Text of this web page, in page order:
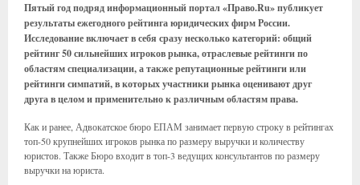
Пятый год подряд информационный портал «Право.Ru» публикует
результаты ежегодного рейтинга юридических фирм России.
Исследование включает в себя сразу несколько категорий: общий
рейтинг 50 сильнейших игроков рынка, отраслевые рейтинги по
областям специализации, а также репутационные рейтинги или
рейтинги симпатий, в которых участники рынка оценивают друг
друга в целом и применительно к различным областям права.
Как и ранее, Адвокатское бюро ЕПАМ занимает первую строку в рейтингах
топ-50 крупнейших игроков рынка по размеру выручки и количеству
юристов. Также Бюро входит в топ-3 ведущих консультантов по размеру
выручки на юриста.